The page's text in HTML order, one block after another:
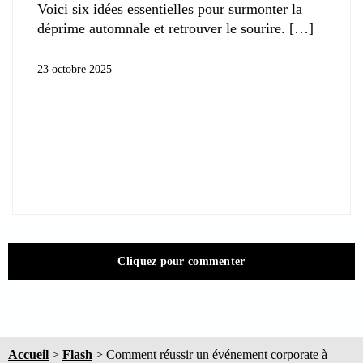
Voici six idées essentielles pour surmonter la
déprime automnale et retrouver le sourire.
23 octobre 2025
Cliquez pour commenter
Accueil > Flash > Comment réussir un événement corporate à